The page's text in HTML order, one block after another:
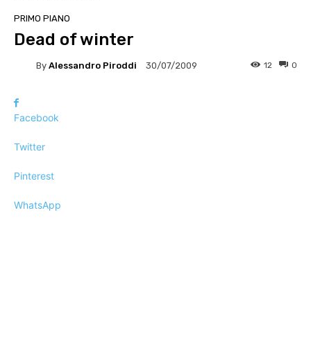
PRIMO PIANO
Dead of winter
By Alessandro Piroddi 30/07/2009 0
12
Facebook
Twitter
Pinterest
WhatsApp